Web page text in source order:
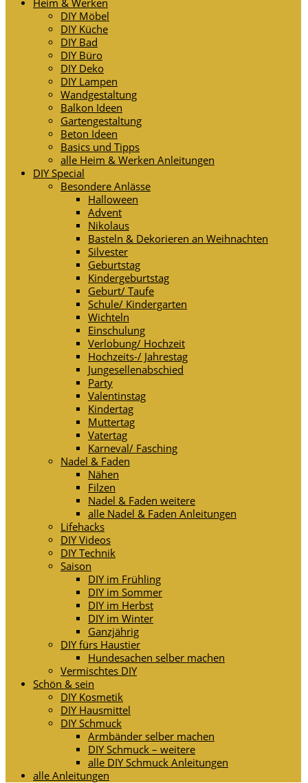
Heim & Werken
DIY Möbel
DIY Küche
DIY Bad
DIY Büro
DIY Deko
DIY Lampen
Wandgestaltung
Balkon Ideen
Gartengestaltung
Beton Ideen
Basics und Tipps
alle Heim & Werken Anleitungen
DIY Special
Besondere Anlässe
Halloween
Advent
Nikolaus
Basteln & Dekorieren an Weihnachten
Silvester
Geburtstag
Kindergeburtstag
Geburt/ Taufe
Schule/ Kindergarten
Wichteln
Einschulung
Verlobung/ Hochzeit
Hochzeits-/ Jahrestag
Jungesellenabschied
Party
Valentinstag
Kindertag
Muttertag
Vatertag
Karneval/ Fasching
Nadel & Faden
Nähen
Filzen
Nadel & Faden weitere
alle Nadel & Faden Anleitungen
Lifehacks
DIY Videos
DIY Technik
Saison
DIY im Frühling
DIY im Sommer
DIY im Herbst
DIY im Winter
Ganzjährig
DIY fürs Haustier
Hundesachen selber machen
Vermischtes DIY
Schön & sein
DIY Kosmetik
DIY Hausmittel
DIY Schmuck
Armbänder selber machen
DIY Schmuck – weitere
alle DIY Schmuck Anleitungen
alle Anleitungen